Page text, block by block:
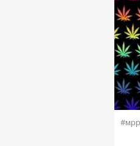
#мрр